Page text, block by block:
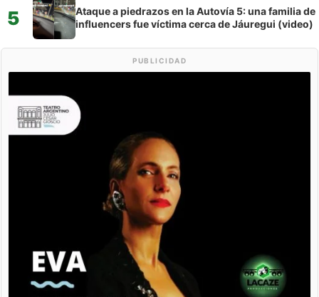
5
Ataque a piedrazos en la Autovía 5: una familia de
influencers fue víctima cerca de Jáuregui (video)
PUBLICIDAD